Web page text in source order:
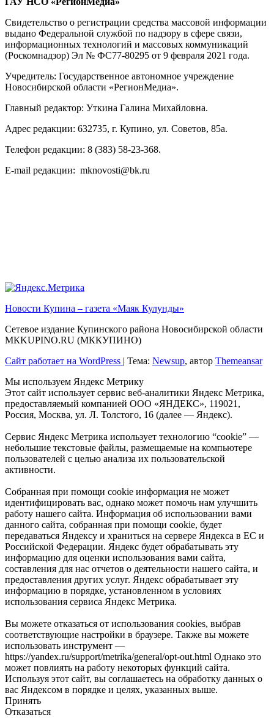
Свидетельство о регистрации средства массовой информации
выдано Федеральной службой по надзору в сфере связи,
информационных технологий и массовых коммуникаций
(Роскомнадзор) Эл № ФС77-80295 от 9 февраля 2021 года.
Учредитель: Государственное автономное учреждение
Новосибирской области «РегионМедиа».
Главный редактор: Уткина Галина Михайловна.
Адрес редакции: 632735, г. Купино, ул. Советов, 85а.
Телефон редакции: 8 (383) 58-23-368.
E-mail редакции: mknovosti@bk.ru
Новости Купина – газета «Маяк Кулунды»
Сетевое издание Купинского района Новосибирской области
МКKUPINO.RU (МККУПИНО)
Сайт работает на WordPress
Тема: Newsup, автор Themeansar
Мы используем Яндекс Метрику
Этот сайт использует сервис веб-аналитики Яндекс Метрика,
предоставляемый компанией ООО «ЯНДЕКС», 119021,
Россия, Москва, ул. Л. Толстого, 16 (далее — Яндекс).
Сервис Яндекс Метрика использует технологию “cookie” —
небольшие текстовые файлы, размещаемые на компьютере
пользователей с целью анализа их пользовательской
активности.
Собранная при помощи cookie информация не может
идентифицировать вас, однако может помочь нам улучшить
работу нашего сайта. Информация об использовании вами
данного сайта, собранная при помощи cookie, будет
передаваться Яндексу и храниться на сервере Яндекса в ЕС и
Российской Федерации. Яндекс будет обрабатывать эту
информацию для оценки использования вами сайта,
составления для нас отчетов о деятельности нашего сайта, и
предоставления других услуг. Яндекс обрабатывает эту
информацию в порядке, установленном в условиях
использования сервиса Яндекс Метрика.
Вы можете отказаться от использования cookies, выбрав
соответствующие настройки в браузере. Также вы можете
использовать инструмент —
https://yandex.ru/support/metrika/general/opt-out.html Однако это
может повлиять на работу некоторых функций сайта.
Используя этот сайт, вы соглашаетесь на обработку данных о
вас Яндексом в порядке и целях, указанных выше.
Принять
Отказаться